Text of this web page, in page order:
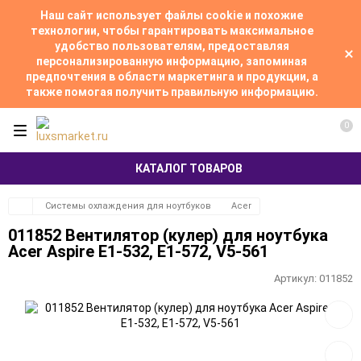
Наш сайт использует файлы cookie и похожие
технологии, чтобы гарантировать максимальное
удобство пользователям, предоставляя
персонализированную информацию, запоминая
предпочтения в области маркетинга и продукции, а
также помогая получить правильную информацию.
КАТАЛОГ ТОВАРОВ
0
Системы охлаждения для ноутбуков Acer
011852 Вентилятор (кулер) для ноутбука
Acer Aspire E1-532, E1-572, V5-561
Артикул: 011852